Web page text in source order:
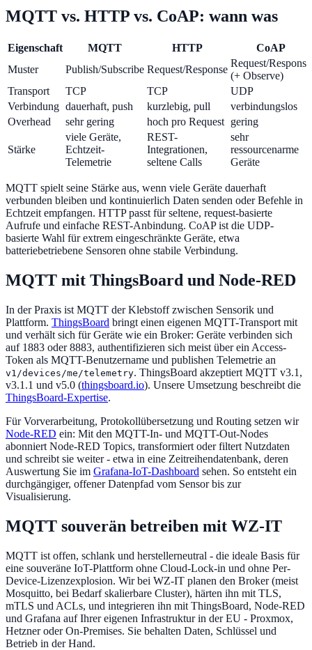
MQTT vs. HTTP vs. CoAP: wann was
Eigenschaft MQTT HTTP
CoAP
Muster
Publish/Subscribe Request/Response
Request/Response
(+ Observe)
Transport
TCP TCP
UDP
Verbindung dauerhaft, push kurzlebig, pull
verbindungslos
Overhead
sehr gering hoch pro Request gering
Stärke
viele Geräte,
Echtzeit-
Telemetrie
REST-
Integrationen,
seltene Calls
sehr
ressourcenarme
Geräte
MQTT spielt seine Stärke aus, wenn viele Geräte dauerhaft
verbunden bleiben und kontinuierlich Daten senden oder Befehle in
Echtzeit empfangen. HTTP passt für seltene, request-basierte
Aufrufe und einfache REST-Anbindung. CoAP ist die UDP-
basierte Wahl für extrem eingeschränkte Geräte, etwa
batteriebetriebene Sensoren ohne stabile Verbindung.
MQTT mit ThingsBoard und Node-RED
In der Praxis ist MQTT der Klebstoff zwischen Sensorik und
Plattform. ThingsBoard bringt einen eigenen MQTT-Transport mit
und verhält sich für Geräte wie ein Broker: Geräte verbinden sich
auf 1883 oder 8883, authentifizieren sich meist über ein Access-
Token als MQTT-Benutzername und publishen Telemetrie an
v1/devices/me/telemetry. ThingsBoard akzeptiert MQTT v3.1,
v3.1.1 und v5.0 (thingsboard.io). Unsere Umsetzung beschreibt die
ThingsBoard-Expertise.
Für Vorverarbeitung, Protokollübersetzung und Routing setzen wir
Node-RED ein: Mit den MQTT-In- und MQTT-Out-Nodes
abonniert Node-RED Topics, transformiert oder filtert Nutzdaten
und schreibt sie weiter - etwa in eine Zeitreihendatenbank, deren
Auswertung Sie im Grafana-IoT-Dashboard sehen. So entsteht ein
durchgängiger, offener Datenpfad vom Sensor bis zur
Visualisierung.
MQTT souverän betreiben mit WZ-IT
MQTT ist offen, schlank und herstellerneutral - die ideale Basis für
eine souveräne IoT-Plattform ohne Cloud-Lock-in und ohne Per-
Device-Lizenzexplosion. Wir bei WZ-IT planen den Broker (meist
Mosquitto, bei Bedarf skalierbare Cluster), härten ihn mit TLS,
mTLS und ACLs, und integrieren ihn mit ThingsBoard, Node-RED
und Grafana auf Ihrer eigenen Infrastruktur in der EU - Proxmox,
Hetzner oder On-Premises. Sie behalten Daten, Schlüssel und
Betrieb in der Hand.